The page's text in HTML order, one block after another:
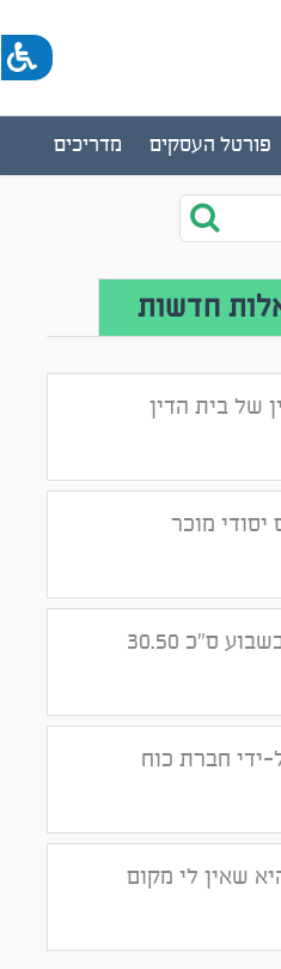
מדריכים פורטל העסקים
חדשות
של בית הדין
מוכר
שלום, אני עובדת 4 פעמים בשבוע ס"כ 30.50
ידי חברת כוח
שאין לי מקום